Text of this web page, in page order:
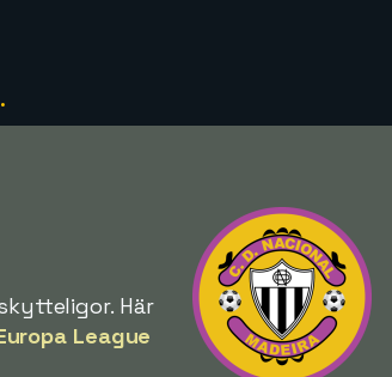
Här
League